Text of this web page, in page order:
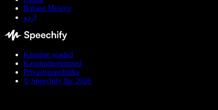
Bahasa Melayu
اردو
Küpsiste seaded
Kasutustingimused
Privaatsuspoliitika
© Speechify Inc 2026